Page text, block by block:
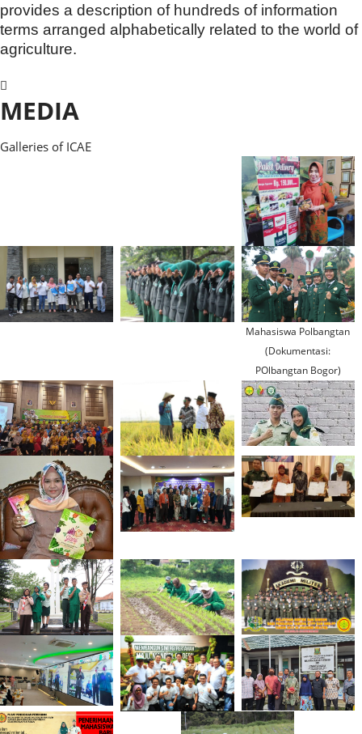
provides a description of hundreds of information
terms arranged alphabetically related to the world of
agriculture.
MEDIA
Galleries of ICAE
Mahasiswa Polbangtan
(Dokumentasi:
POlbangtan Bogor)